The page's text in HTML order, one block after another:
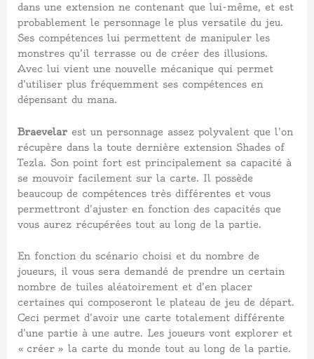
dans une extension ne contenant que lui-même, et est
probablement le personnage le plus versatile du jeu.
Ses compétences lui permettent de manipuler les
monstres qu’il terrasse ou de créer des illusions.
Avec lui vient une nouvelle mécanique qui permet
d’utiliser plus fréquemment ses compétences en
dépensant du mana.
Braevelar est un personnage assez polyvalent que l’on
récupère dans la toute dernière extension Shades of
Tezla. Son point fort est principalement sa capacité à
se mouvoir facilement sur la carte. Il possède
beaucoup de compétences très différentes et vous
permettront d’ajuster en fonction des capacités que
vous aurez récupérées tout au long de la partie.
En fonction du scénario choisi et du nombre de
joueurs, il vous sera demandé de prendre un certain
nombre de tuiles aléatoirement et d’en placer
certaines qui composeront le plateau de jeu de départ.
Ceci permet d’avoir une carte totalement différente
d’une partie à une autre. Les joueurs vont explorer et
« créer » la carte du monde tout au long de la partie.